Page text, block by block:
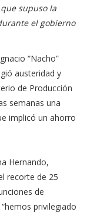
supuso la
el gobierno
“Nacho”
austeridad y
de Producción
semanas una
implicó un ahorro
Hernando,
recorte de 25
de
privilegiado